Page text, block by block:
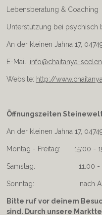
Lebensberatung & Coaching
Unterstützung bei psychisch
An der kleinen Jahna 17,
E-Mail: info@chaitanya-
Website: http://
Öffnungszeiten
An der kleinen Jahna 17,
Montag - Freitag: 15:00 -
Samstag: 11:00 -
Sonntag: nach
Bitte ruf vor deinem
sind. Durch unsere